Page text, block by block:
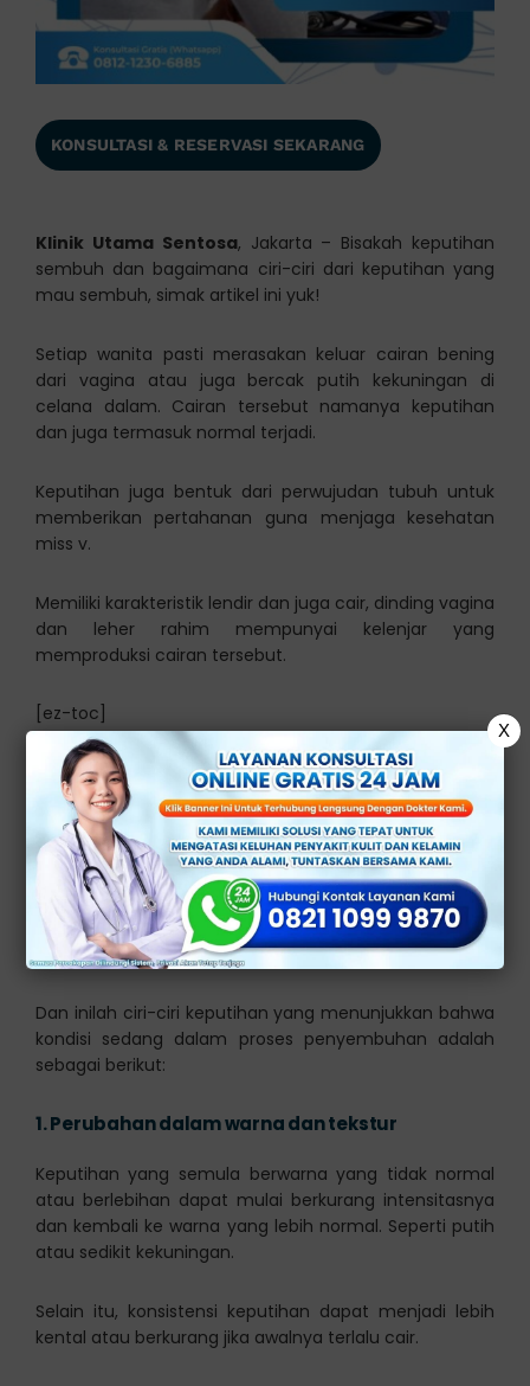
KONSULTASI & RESERVASI SEKARANG
Klinik Utama Sentosa, Jakarta – Bisakah keputihan
sembuh dan bagaimana ciri-ciri dari keputihan yang
mau sembuh, simak artikel ini yuk!
Setiap wanita pasti merasakan keluar cairan bening
dari vagina atau juga bercak putih kekuningan di
celana dalam. Cairan tersebut namanya keputihan
dan juga termasuk normal terjadi.
Keputihan juga bentuk dari perwujudan tubuh untuk
memberikan pertahanan guna menjaga kesehatan
miss v.
Memiliki karakteristik lendir dan juga cair, dinding vagina
dan leher rahim mempunyai kelenjar yang
memproduksi cairan tersebut.
[ez-toc]
Ciri-Ciri Keputihan yang
Mau Sembuh
Keputihan yang berasal dari penyakit bisa di
sembuhkan dengan cara medis. Akan tetapi bila
keputihan secara normal, bisa sembuh dengan cara
non-medis.
Dan inilah ciri-ciri keputihan yang menunjukkan bahwa
kondisi sedang dalam proses penyembuhan adalah
sebagai berikut:
1.Perubahan dalam warna dan tekstur
Keputihan yang semula berwarna yang tidak normal
atau berlebihan dapat mulai berkurang intensitasnya
dan kembali ke warna yang lebih normal. Seperti putih
atau sedikit kekuningan.
Selain itu, konsistensi keputihan dapat menjadi lebih
kental atau berkurang jika awalnya terlalu cair.
X